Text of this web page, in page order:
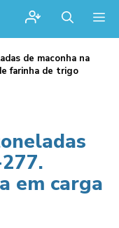
de maconha na
farinha de trigo
em carga